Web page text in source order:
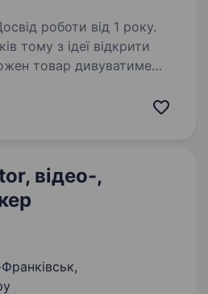
роботи від 1 року.
тому з ідеї відкрити
товар дивуватиме
більше 550
відео-,